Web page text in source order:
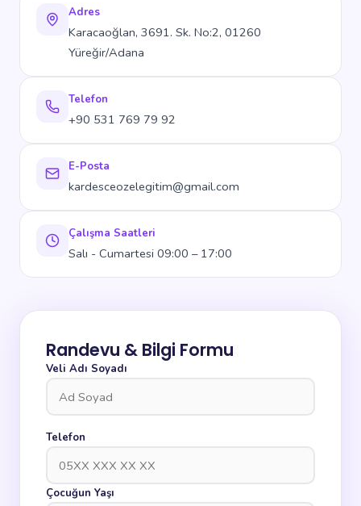
Adres
Karacaoğlan, 3691. Sk. No:2, 01260
Yüreğir/Adana
Telefon
+90 531 769 79 92
E-Posta
kardesceozelegitim@gmail.com
Çalışma Saatleri
Salı - Cumartesi 09:00 – 17:00
Randevu & Bilgi Formu
Veli Adı Soyadı
Telefon
Çocuğun Yaşı